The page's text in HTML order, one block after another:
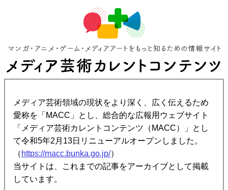
メディア芸術領域の現状をより深く、広く伝えるため
愛称を「MACC」とし、総合的な広報用ウェブサイト
「メディア芸術カレントコンテンツ（MACC）」とし
て令和5年2月13日リニューアルオープンしました。
（ https://macc.bunka.go.jp/）
当サイトは、これまでの記事をアーカイブとして掲載
しています。